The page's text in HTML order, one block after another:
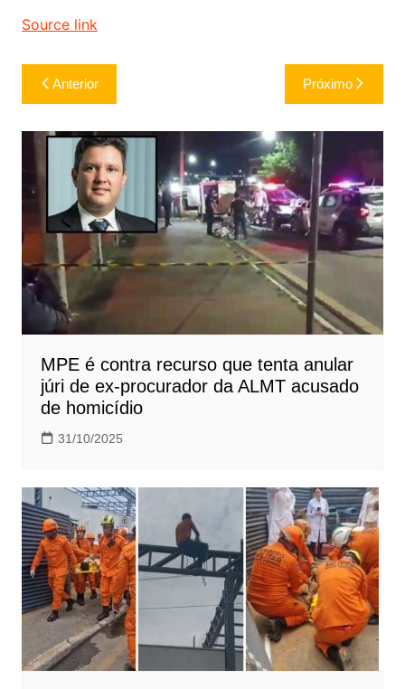
Source link
Navegação
de
Post
Anterior Próximo
MPE é contra recurso que tenta anular
júri de ex-procurador da ALMT acusado
de homicídio
31/10/2025